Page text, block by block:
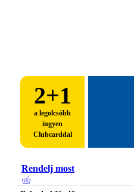
2+1
a legolcsóbb
ingyen
Clubcarddal
Rendelj most